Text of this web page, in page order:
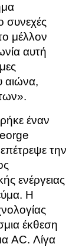
συνεχές
μέλλον
αυτή
αιώνα,
έναν
την
ενέργειας
Η
έκθεση
AC. Λίγα